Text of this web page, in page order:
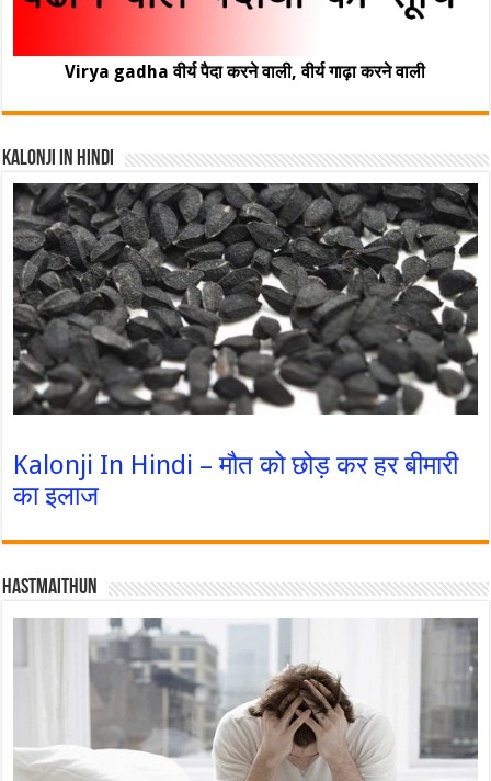
Virya gadha वीर्य पैदा करने वाली, वीर्य गाढ़ा करने वाली
Kalonji In Hindi
Kalonji In Hindi – मौत को छोड़ कर हर बीमारी
का इलाज
Hastmaithun